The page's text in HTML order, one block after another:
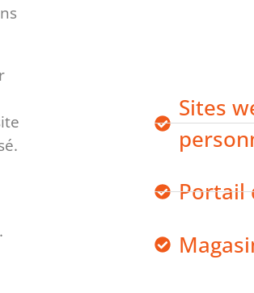
Sites
Portail